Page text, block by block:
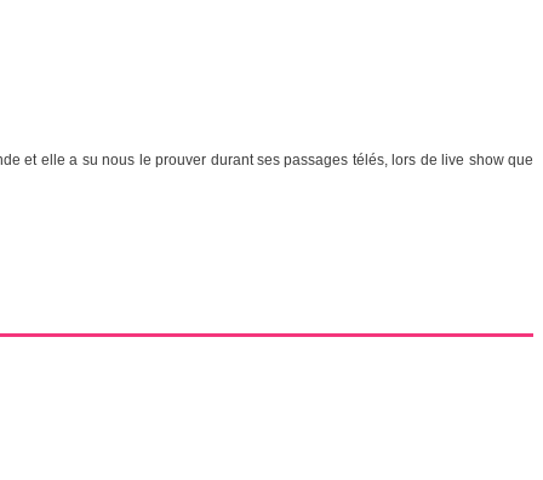
et elle a su nous le prouver durant ses passages télés, lors de live show que